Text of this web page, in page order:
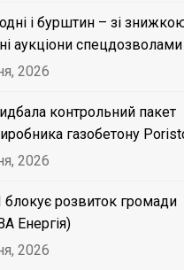
і бурштин – зі
аукціони спецдозволами
2026
контрольний пакет
газобетону
2026
розвиток громади
Енергія)
2026